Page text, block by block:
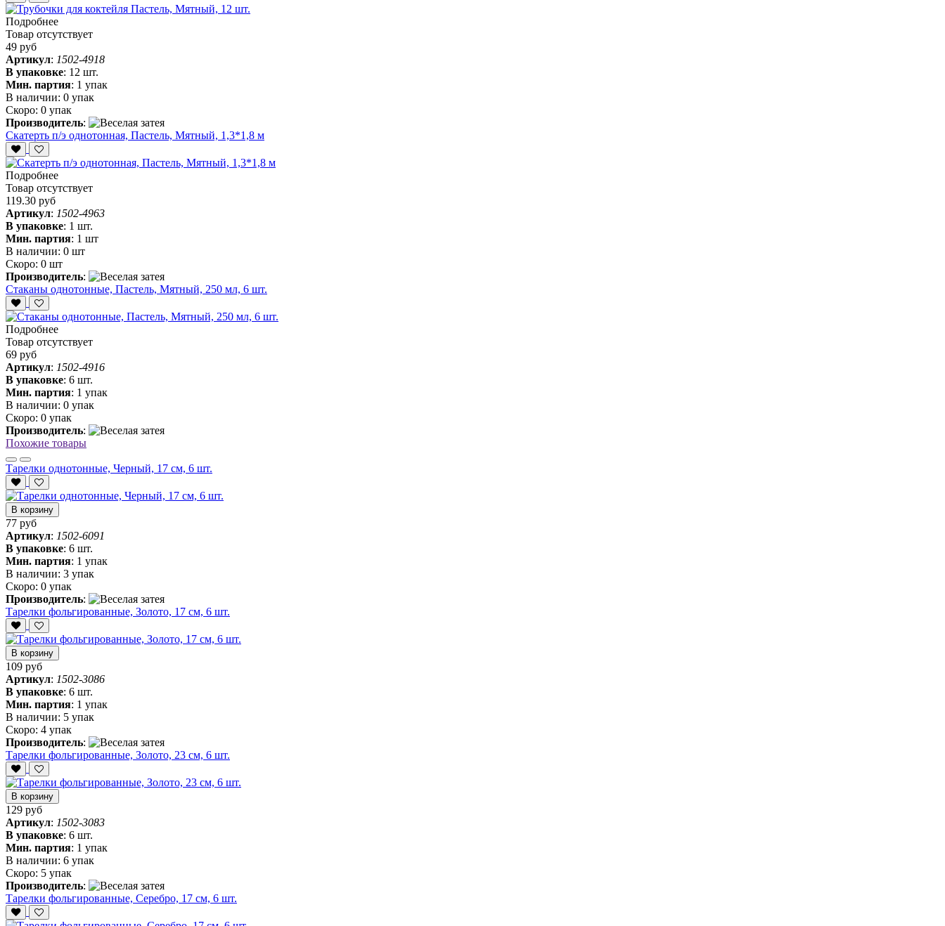
Подробнее
Товар отсутствует
49 руб
Артикул: 1502-4918
В упаковке: 12 шт.
Мин. партия: 1 упак
В наличии: 0 упак
Скоро: 0 упак
Производитель:
Скатерть п/э однотонная, Пастель, Мятный, 1,3*1,8 м
Подробнее
Товар отсутствует
119.30 руб
Артикул: 1502-4963
В упаковке: 1 шт.
Мин. партия: 1 шт
В наличии: 0 шт
Скоро: 0 шт
Производитель:
Стаканы однотонные, Пастель, Мятный, 250 мл, 6 шт.
Подробнее
Товар отсутствует
69 руб
Артикул: 1502-4916
В упаковке: 6 шт.
Мин. партия: 1 упак
В наличии: 0 упак
Скоро: 0 упак
Производитель:
Похожие товары
Тарелки однотонные, Черный, 17 см, 6 шт.
В корзину
77 руб
Артикул: 1502-6091
В упаковке: 6 шт.
Мин. партия: 1 упак
В наличии: 3 упак
Скоро: 0 упак
Производитель:
Тарелки фольгированные, Золото, 17 см, 6 шт.
В корзину
109 руб
Артикул: 1502-3086
В упаковке: 6 шт.
Мин. партия: 1 упак
В наличии: 5 упак
Скоро: 4 упак
Производитель:
Тарелки фольгированные, Золото, 23 см, 6 шт.
В корзину
129 руб
Артикул: 1502-3083
В упаковке: 6 шт.
Мин. партия: 1 упак
В наличии: 6 упак
Скоро: 5 упак
Производитель:
Тарелки фольгированные, Серебро, 17 см, 6 шт.